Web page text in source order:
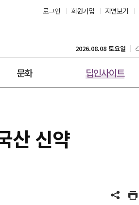
로그인 회원가입 지면보기
문화 딥인사이트
2026.08.08 토요일
산 신약